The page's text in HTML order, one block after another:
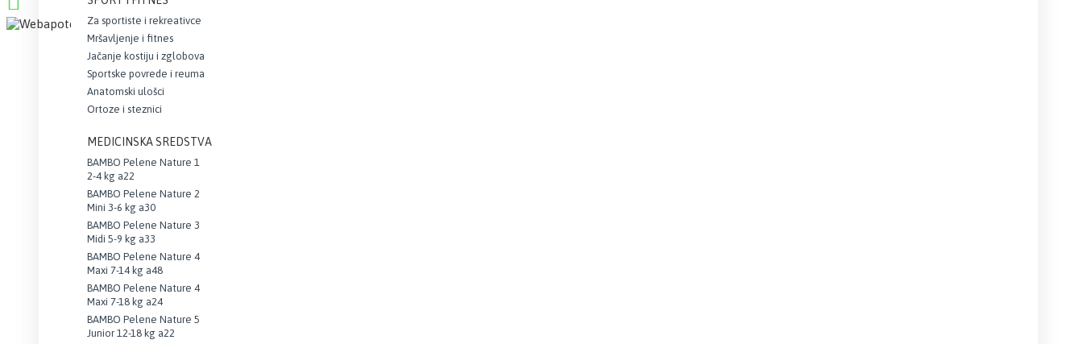
Za sportiste i rekreativce
Mršavljenje i fitnes
Jačanje kostiju i zglobova
Sportske povrede i reuma
Anatomski ulošci
Ortoze i steznici
MEDICINSKA SREDSTVA
BAMBO Pelene Nature 1
2-4 kg a22
BAMBO Pelene Nature 2
Mini 3-6 kg a30
BAMBO Pelene Nature 3
Midi 5-9 kg a33
BAMBO Pelene Nature 4
Maxi 7-14 kg a48
BAMBO Pelene Nature 4
Maxi 7-18 kg a24
BAMBO Pelene Nature 5
Junior 12-18 kg a22